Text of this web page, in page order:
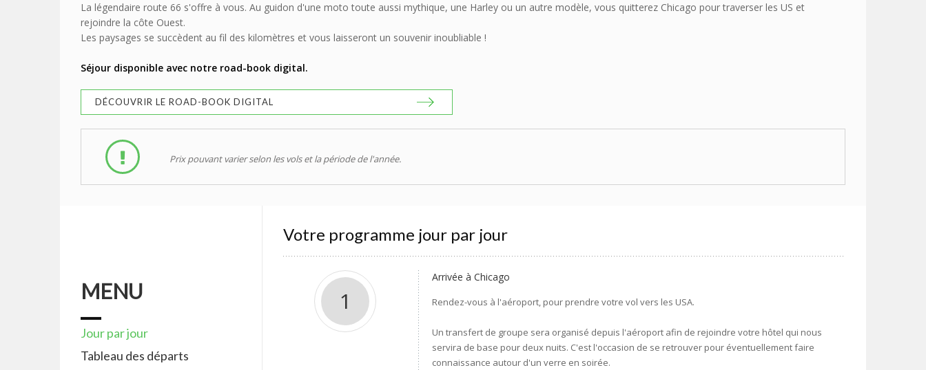
La légendaire route 66 s'offre à vous. Au guidon d'une moto toute aussi mythique, une Harley ou un autre modèle, vous quitterez Chicago pour traverser les US et
rejoindre la côte Ouest.
Les paysages se succèdent au fil des kilomètres et vous laisseront un souvenir inoubliable !
Séjour disponible avec notre road-book digital.
DÉCOUVRIR LE ROAD-BOOK DIGITAL
Prix pouvant varier selon les vols et la période de l'année.
MENU
Jour par jour
Tableau des départs
Votre programme jour par jour
1
Arrivée à Chicago
Rendez-vous à l'aéroport, pour prendre votre vol vers les USA.
Un transfert de groupe sera organisé depuis l'aéroport afin de rejoindre votre hôtel qui nous
servira de base pour deux nuits. C'est l'occasion de se retrouver pour éventuellement faire
connaissance autour d'un verre en soirée.